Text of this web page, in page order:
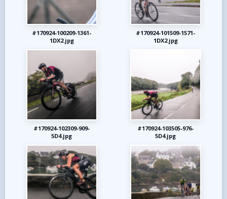
#170924-100209-1361-
1DX2.jpg
#170924-101509-1571-
1DX2.jpg
#170924-102309-909-
5D4.jpg
#170924-103505-976-
5D4.jpg